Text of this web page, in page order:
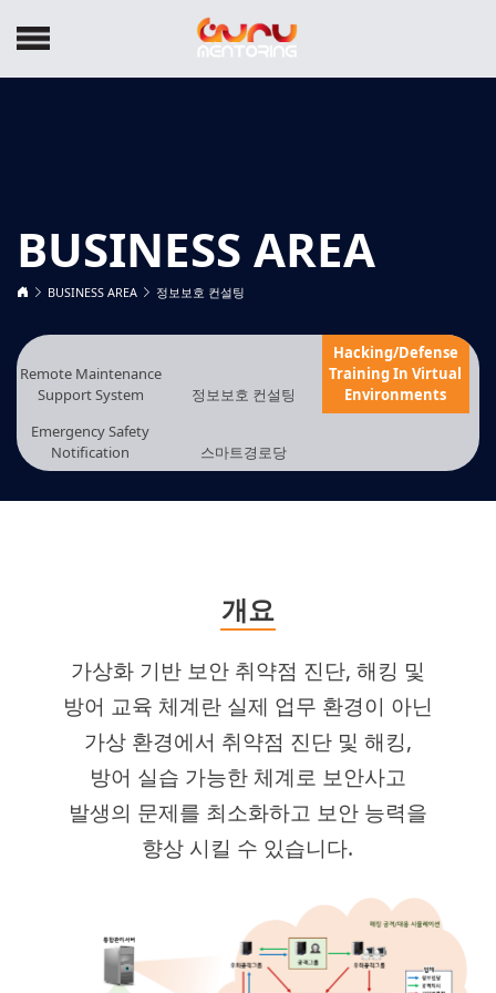
BUSINESS AREA
BUSINESS AREA 정보보호 컨설팅
Remote Maintenance
Support System
정보보호 컨설팅
Hacking/Defense
Training In Virtual
Environments
Emergency Safety
Notification
스마트경로당
개요
가상화 기반 보안 취약점 진단, 해킹 및
방어 교육 체계란 실제 업무 환경이 아닌
가상 환경에서 취약점 진단 및 해킹,
방어 실습 가능한 체계로 보안사고
발생의 문제를 최소화하고 보안 능력을
향상 시킬 수 있습니다.